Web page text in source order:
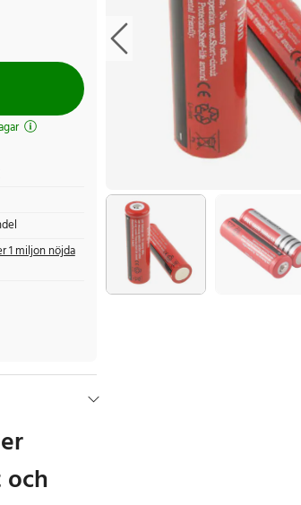
1 miljon nöjda
och